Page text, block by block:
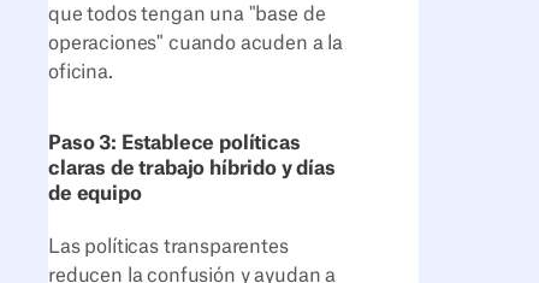
que todos tengan una "base de
operaciones" cuando acuden a la
oficina.
Paso 3: Establece políticas
claras de trabajo híbrido y días
de equipo
Las políticas transparentes
reducen la confusión y ayudan a